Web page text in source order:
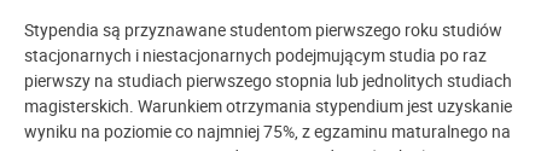
Stypendia są przyznawane studentom pierwszego roku studiów
stacjonarnych i niestacjonarnych podejmującym studia po raz
pierwszy na studiach pierwszego stopnia lub jednolitych studiach
magisterskich. Warunkiem otrzymania stypendium jest uzyskanie
wyniku na poziomie co najmniej 75%, z egzaminu maturalnego na